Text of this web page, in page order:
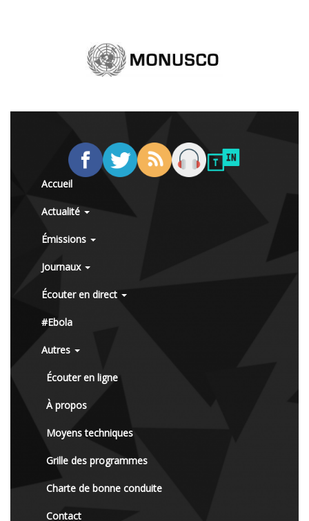
Accueil
Actualité
Émissions
Journaux
Écouter en direct
#Ebola
Autres
Écouter en ligne
À propos
Moyens techniques
Grille des programmes
Charte de bonne conduite
Contact